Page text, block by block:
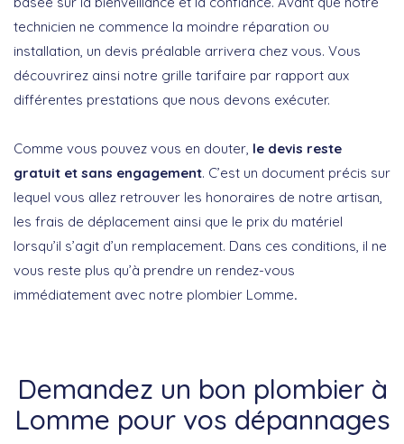
technicien ne commence la moindre réparation ou
installation, un devis préalable arrivera chez vous. Vous
découvrirez ainsi notre grille tarifaire par rapport aux
différentes prestations que nous devons exécuter.
Comme vous pouvez vous en douter, le devis reste
gratuit et sans engagement. C’est un document précis sur
lequel vous allez retrouver les honoraires de notre artisan,
les frais de déplacement ainsi que le prix du matériel
lorsqu’il s’agit d’un remplacement. Dans ces conditions, il ne
vous reste plus qu’à prendre un rendez-vous
immédiatement avec notre plombier Lomme.
Demandez un bon plombier à
Lomme pour vos dépannages